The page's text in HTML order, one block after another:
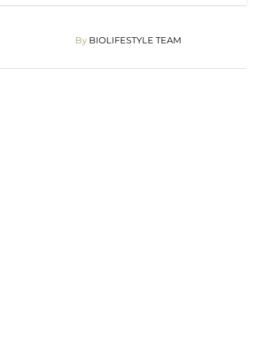
By BIOLIFESTYLE TEAM